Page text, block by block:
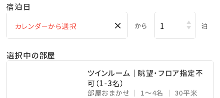
・奇数フロアに無料製氷機有
★ピエノマジェラート『ダブル』引換券※添い寝対象外
・お子様料金30％OFF♪※大人2名からにて対象
宿泊日
× から 泊
選択中の部屋
ツインルーム｜眺望・フロア指定不
可（1-3名）
部屋おまかせ 1～4名 30平米